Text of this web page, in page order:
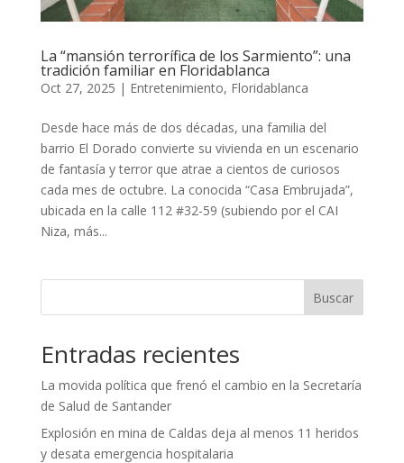
La “mansión terrorífica de los Sarmiento”: una
tradición familiar en Floridablanca
Oct 27, 2025 | Entretenimiento, Floridablanca
Desde hace más de dos décadas, una familia del
barrio El Dorado convierte su vivienda en un escenario
de fantasía y terror que atrae a cientos de curiosos
cada mes de octubre. La conocida “Casa Embrujada”,
ubicada en la calle 112 #32-59 (subiendo por el CAI
Niza, más...
Buscar
Entradas recientes
La movida política que frenó el cambio en la Secretaría
de Salud de Santander
Explosión en mina de Caldas deja al menos 11 heridos
y desata emergencia hospitalaria